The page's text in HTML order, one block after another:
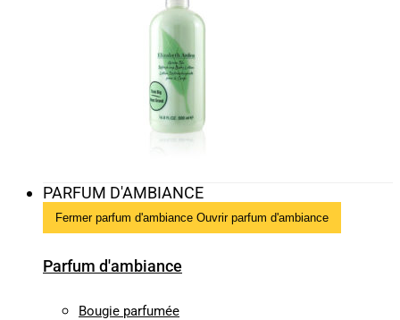
PARFUM D'AMBIANCE
Fermer parfum d'ambiance Ouvrir parfum d'ambiance
Parfum d'ambiance
Bougie parfumée